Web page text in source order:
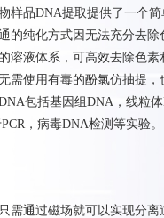
样品DNA提取提供了一个
的纯化方式因无法充分去除
溶液体系，可高效去除色素
需使用有毒的酚氯仿抽提
包括基因组DNA，线粒
，病毒DNA检测等实验。
需通过磁场就可以实现分离